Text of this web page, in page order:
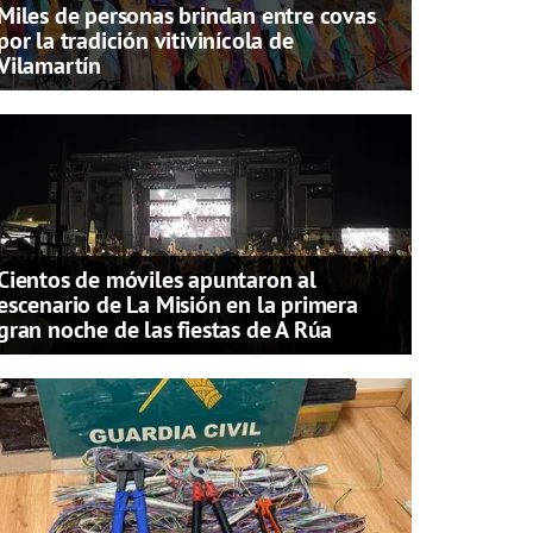
de personas brindan entre covas
la tradición vitivinícola de
de móviles apuntaron al
de La Misión en la primera
noche de las fiestas de A Rúa